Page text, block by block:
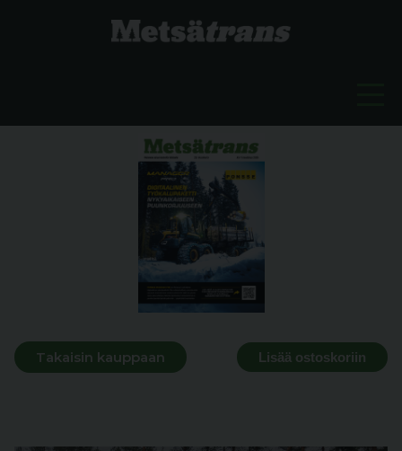
Takaisin kauppaan Lisää ostoskoriin